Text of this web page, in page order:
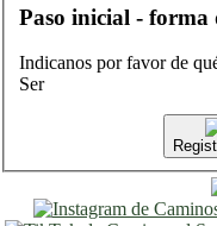
Paso inicial - forma
Indicanos por favor de
Ser